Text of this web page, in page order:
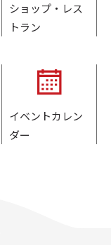
ショップ・レス
トラン
イベントカレン
ダー